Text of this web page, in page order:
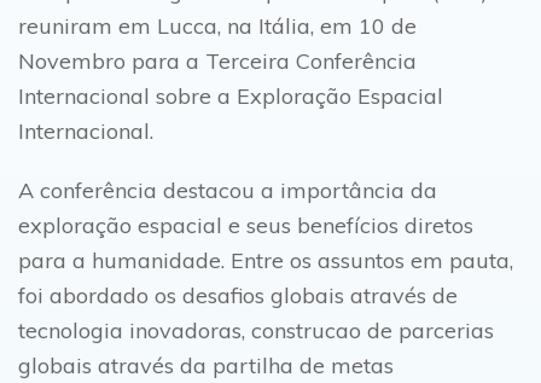
reuniram em Lucca, na Itália, em 10 de
Novembro para a Terceira Conferência
Internacional sobre a Exploração Espacial
Internacional.
A conferência destacou a importância da
exploração espacial e seus benefícios diretos
para a humanidade. Entre os assuntos em pauta,
foi abordado os desafios globais através de
tecnologia inovadoras, construcao de parcerias
globais através da partilha de metas